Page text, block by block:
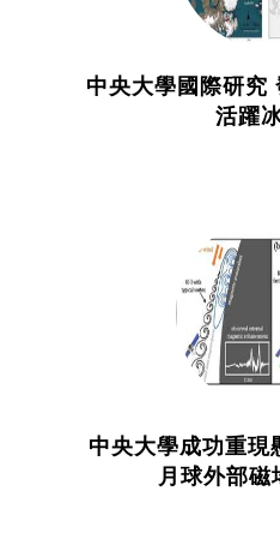
中央大學國際研究
活躍
中央大學成功重
月球外部